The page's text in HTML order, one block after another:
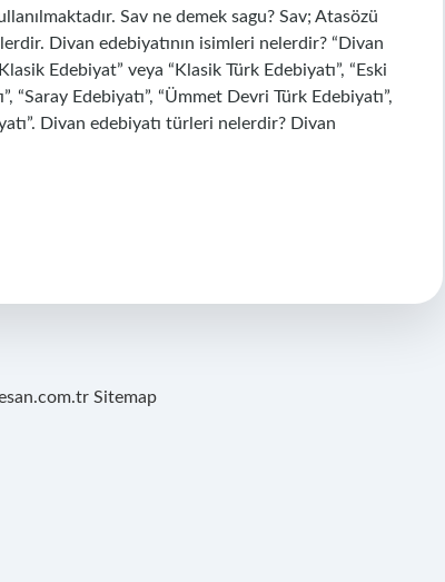
Sav ne demek sagu? Sav; Atasözü
Divan edebiyatının isimleri nelerdir? “Divan
Edebiyat” veya “Klasik Türk Edebiyatı”, “Eski
“Saray Edebiyatı”, “Ümmet Devri Türk Edebiyatı”,
Divan edebiyatı türleri nelerdir? Divan
Sitemap